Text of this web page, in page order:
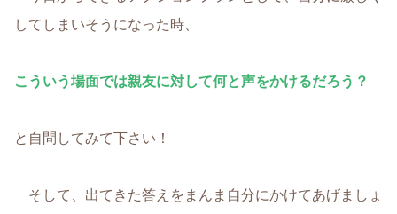
してしまいそうになった時、
こういう場面では親友に対して何と声をかけるだろう？
と自問してみて下さい！
そして、出てきた答えをまんま自分にかけてあげましょ